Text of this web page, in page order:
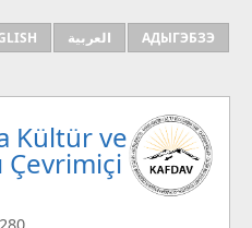
العربية
АДЫГЭБЗЭ
Kültür ve
Çevrimiçi